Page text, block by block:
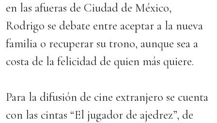
en las afueras de Ciudad de México,
Rodrigo se debate entre aceptar a la nueva
familia o recuperar su trono, aunque sea a
costa de la felicidad de quien más quiere.
Para la difusión de cine extranjero se cuenta
con las cintas “El jugador de ajedrez”, de